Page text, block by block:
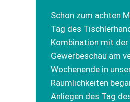
Schon zum achten
Tag des
Kombination mit der
Gewerbeschau am
Wochenende in
Räumlichkeiten
Anliegen des Tag